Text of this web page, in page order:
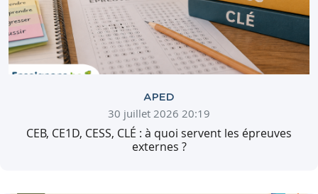
APED
30 juillet 2026 20:19
CEB, CE1D, CESS, CLÉ : à quoi servent les épreuves
externes ?